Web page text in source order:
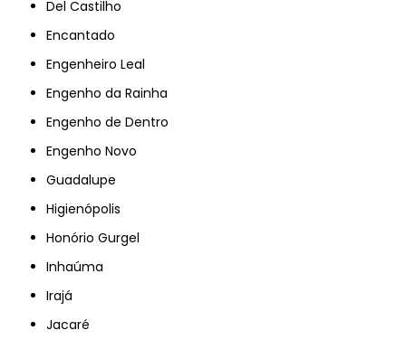
Del Castilho
Encantado
Engenheiro Leal
Engenho da Rainha
Engenho de Dentro
Engenho Novo
Guadalupe
Higienópolis
Honório Gurgel
Inhaúma
Irajá
Jacaré